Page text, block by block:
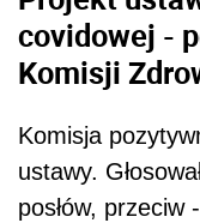
covidowej -
Komisji
Komisja
ustawy.
posłów, przeciw